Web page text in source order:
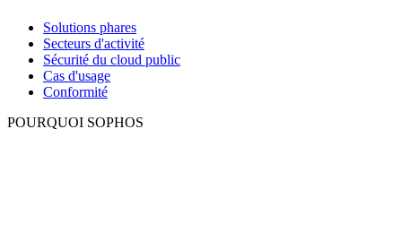
Solutions phares
Secteurs d'activité
Sécurité du cloud public
Cas d'usage
Conformité
POURQUOI SOPHOS